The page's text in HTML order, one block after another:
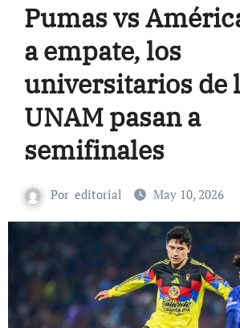
Pumas vs
a empate, los
universitarios de
UNAM pasan a
semifinales
Por editorial May 10, 2026